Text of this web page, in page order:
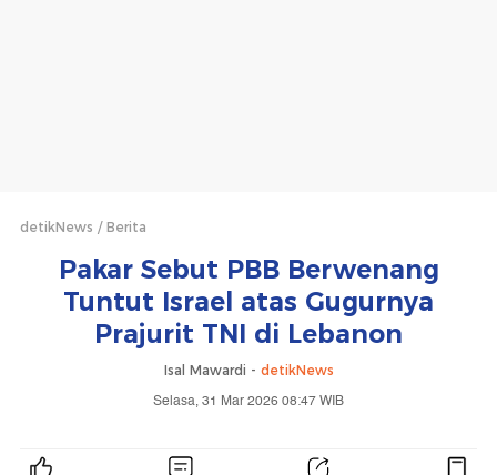
detikNews Berita
Pakar Sebut PBB Berwenang
Tuntut Israel atas Gugurnya
Prajurit TNI di Lebanon
Isal Mawardi - detikNews
Selasa, 31 Mar 2026 08:47 WIB